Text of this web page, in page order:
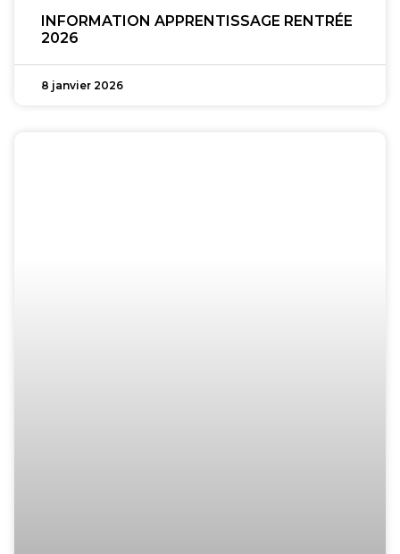
INFORMATION APPRENTISSAGE RENTRÉE
2026
8 janvier 2026